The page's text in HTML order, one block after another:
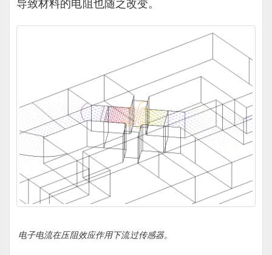
导致材料的电阻也随之改变。
电子电流在压阻效应作用下流过传感器。